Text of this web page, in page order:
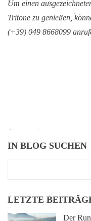
Um einen
Tritone zu genießen,
(+39) 049 8668099
IN BLOG SUCHEN
LETZTE
Der